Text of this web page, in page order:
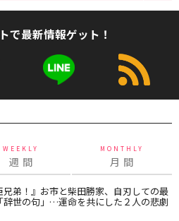
で最新情報ゲット！
WEEKLY
週 間
MONTHLY
月 間
兄弟！』お市と柴田勝家、自刃しての最
辞世の句」…運命を共にした２人の悲劇